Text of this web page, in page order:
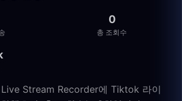
0
총 조회수
Stream Recorder에 Tiktok 라이